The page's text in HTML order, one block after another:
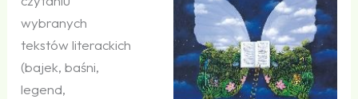
wybranych
tekstów literackich
(bajek, baśni,
legend,